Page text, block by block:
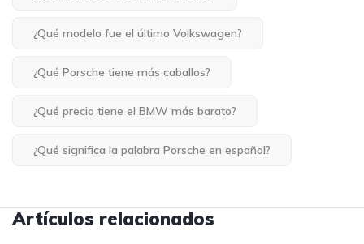
¿Qué modelo fue el último Volkswagen?
¿Qué Porsche tiene más caballos?
¿Qué precio tiene el BMW más barato?
¿Qué significa la palabra Porsche en español?
Artículos relacionados